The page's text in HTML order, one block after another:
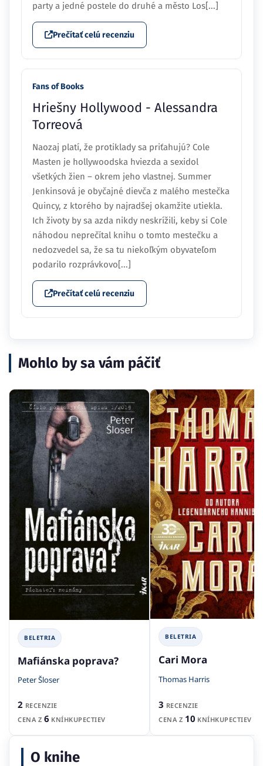
party a jedné postele do druhé a město Los[...]
Prečítať celú recenziu
Fans of Books
Hriešny Hollywood - Alessandra
Torreová
Naozaj platí, že protiklady sa priťahujú? Cole
Masten je hollywoodska hviezda a sexidol
všetkých žien – okrem jeho vlastnej. Summer
Jenkinsová je obyčajné dievča z malého mestečka
Quincy, z ktorého by najradšej okamžite utiekla.
Ich životy by sa azda nikdy neskrížili, keby si Cole
náhodou neprečítal knihu o tomto mestečku a
nedozvedel sa, že sa tu niekoľkým obyvateľom
podarilo rozprávkovo[...]
Prečítať celú recenziu
Mohlo by sa vám páčiť
BELETRIA
Mafiánska poprava?
Peter Šloser
2 RECENZIE
CENA Z 6 KNÍHKUPECTIEV
BELETRIA
Cari Mora
Thomas Harris
3 RECENZIE
CENA Z 10 KNÍHKUPECTIEV
O knihe